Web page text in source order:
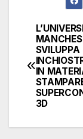
SVILUPPA
IN
3D